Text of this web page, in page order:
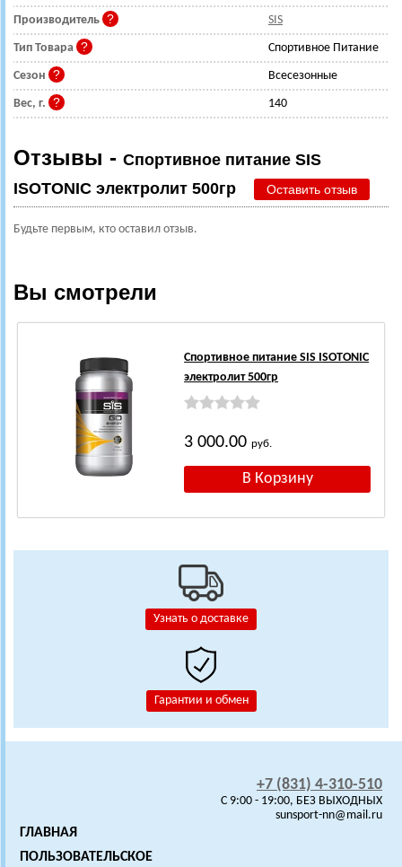
Узнать о доставке
Гарантии и обмен
Производитель SIS
Тип Товара Спортивное Питание
Сезон Всесезонные
Вес, г. 140
Отзывы - Спортивное питание SIS
ISOTONIC электролит 500гр
Оставить отзыв
Будьте первым, кто оставил отзыв.
Вы смотрели
Спортивное питание SIS ISOTONIC
электролит 500гр
3 000.00руб.
+7 (831) 4-310-510
C 9:00 - 19:00, БЕЗ ВЫХОДНЫХ
sunsport-nn@mail.ru
ГЛАВНАЯ
ПОЛЬЗОВАТЕЛЬСКОЕ